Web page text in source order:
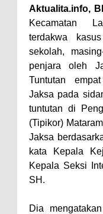
Aktualita.info,
Kecamatan
terdakwa
sekolah,
penjara oleh
Tuntutan
Jaksa pada
tuntutan di
(Tipikor)
Jaksa
kata Kepala
Kepala Seksi
SH.
Dia